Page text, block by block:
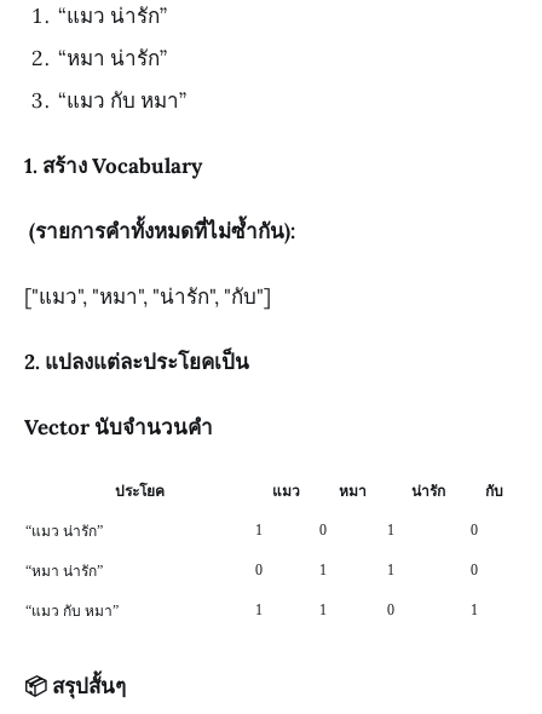
“แมว น่ารัก”
“หมา น่ารัก”
“แมว กับ หมา”
1. สร้าง Vocabulary
(รายการคำทั้งหมดที่ไม่ซ้ำกัน):
["แมว", "หมา", "น่ารัก", "กับ"]
2. แปลงแต่ละประโยคเป็น
Vector นับจำนวนคำ
ประโยค แมว หมา น่ารัก กับ
“แมว น่ารัก” 1 0 1 0
“หมา น่ารัก” 0 1 1 0
“แมว กับ หมา” 1 1 0 1
📦 สรุปสั้นๆ